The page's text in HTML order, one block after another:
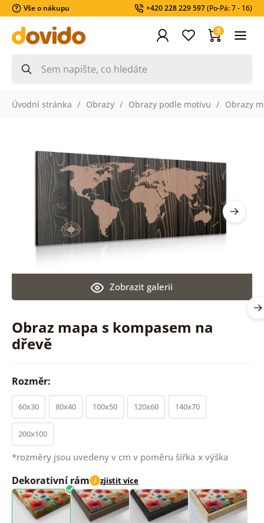
Vše o nákupu +420 228 229 597(Po-Pá: 7 - 16)
0
Úvodní stránka Obrazy Obrazy podle motivu Obrazy
Obraz mapa s kompasem na
dřevě
Zobrazit galerii
Rozměr:
60x30 80x40 100x50 120x60 140x70
200x100
*rozměry jsou uvedeny v cm v poměru šířka x výška
Dekorativní rám i zjistit více